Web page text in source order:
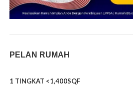
PELAN RUMAH
1 TINGKAT <1,400SQF